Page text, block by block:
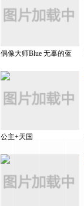
偶像大师Blue 无辜的蓝
公主+天国